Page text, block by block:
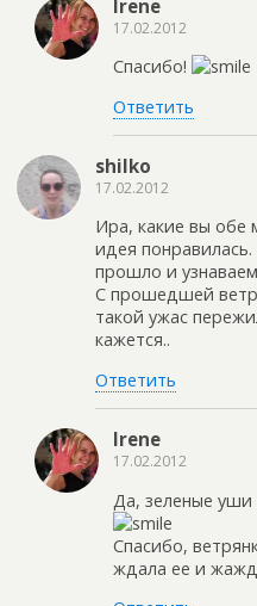
Irene
17.02.2012
Спасибо!
Ответить
shilko
17.02.2012
Ира, какие вы обе
идея
прошло и
С прошедшей
такой ужас
кажется..
Ответить
Irene
17.02.2012
Да, зеленые
Спасибо,
ждала ее и